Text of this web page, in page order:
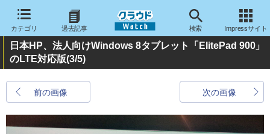
カテゴリ 過去記事 検索 Impressサイト
日本HP、法人向けWindows 8タブレット「ElitePad 900」
のLTE対応版(3/5)
前の画像 次の画像